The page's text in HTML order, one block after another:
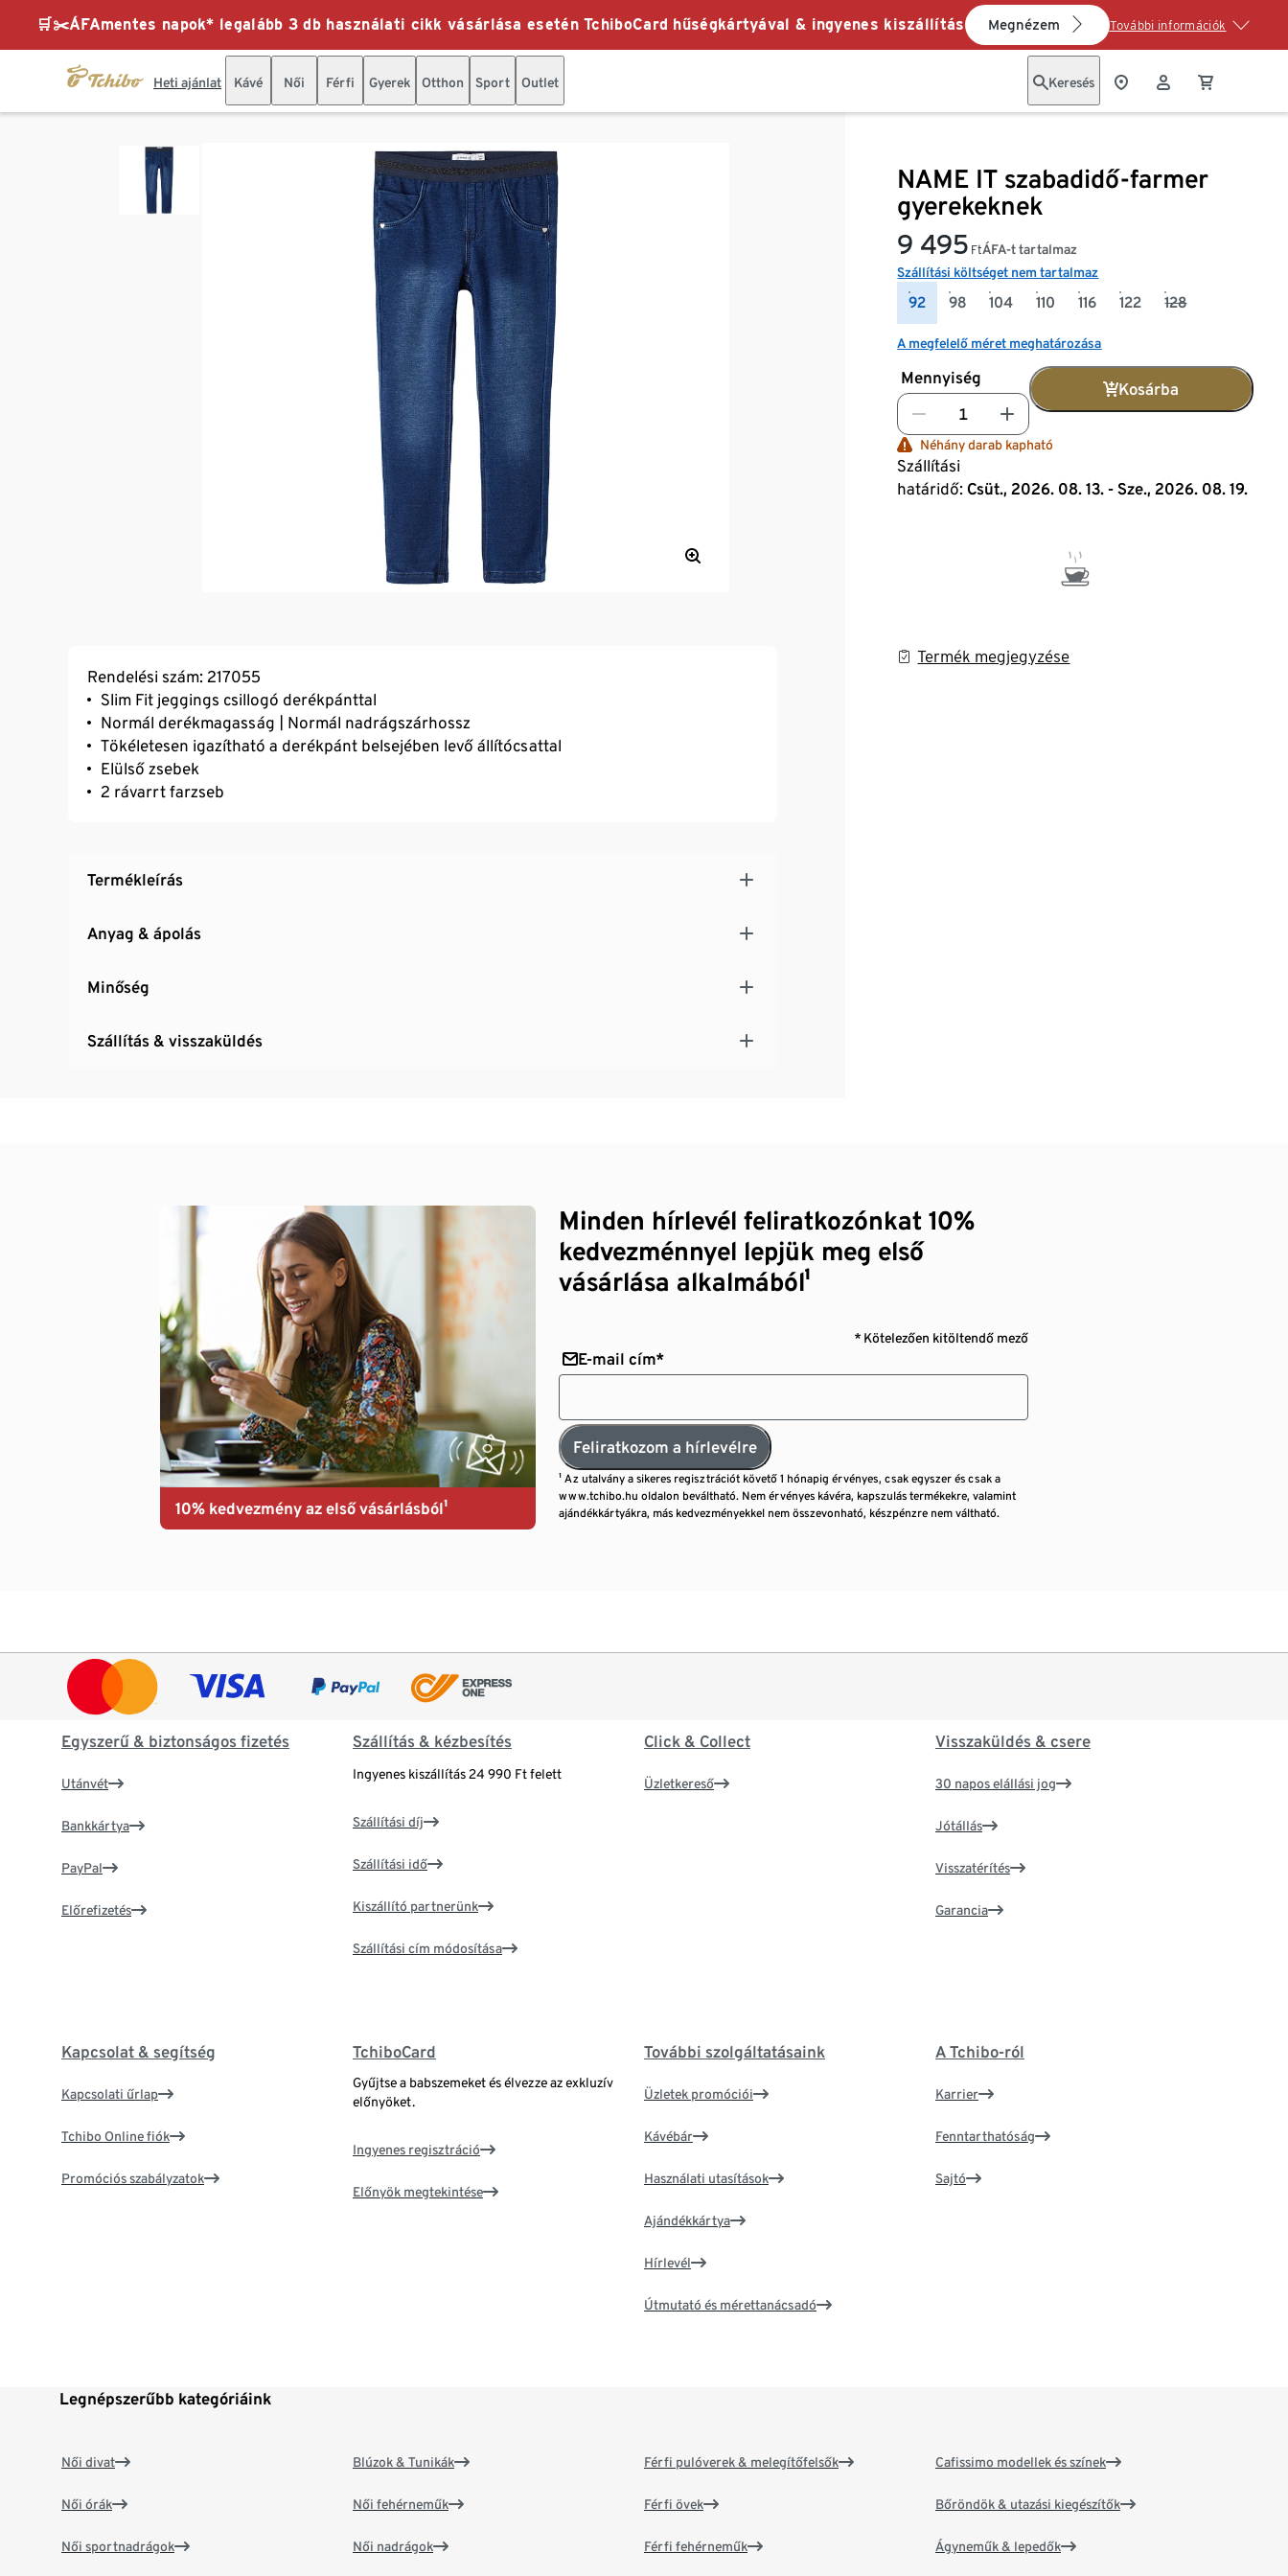
🛒✂️ÁFAmentes napok* legalább 3 db használati cikk vásárlása esetén TchiboCard hűségkártyával & ingyenes kiszállítás Megnézem További információk
Heti ajánlat Kávé Női Férfi Gyerek Otthon Sport Outlet Keresés
NAME IT szabadidő-farmer
gyerekeknek
9 495 FtÁFA-t tartalmaz
Szállítási költséget nem tartalmaz
92 98 104 110 116 122 128
A megfelelő méret meghatározása
Mennyiség
Kosárba
Néhány darab kapható
Szállítási
határidő: Csüt., 2026. 08. 13. - Sze., 2026. 08. 19.
Termék megjegyzése
Rendelési szám: 217055
Slim Fit jeggings csillogó derékpánttal
Normál derékmagasság | Normál nadrágszárhossz
Tökéletesen igazítható a derékpánt belsejében levő állítócsattal
Elülső zsebek
2 rávarrt farzseb
Termékleírás
Anyag & ápolás
Minőség
Szállítás & visszaküldés
10% kedvezmény az első vásárlásból¹
Minden hírlevél feliratkozónkat 10%
kedvezménnyel lepjük meg első
vásárlása alkalmából¹
* Kötelezően kitöltendő mező
E-mail cím*
Feliratkozom a hírlevélre
¹ Az utalvány a sikeres regisztrációt követő 1 hónapig érvényes, csak egyszer és csak a
www.tchibo.hu oldalon beváltható. Nem érvényes kávéra, kapszulás termékekre, valamint
ajándékkártyákra, más kedvezményekkel nem összevonható, készpénzre nem váltható.
Egyszerű & biztonságos fizetés
Utánvét
Bankkártya
PayPal
Előrefizetés
Szállítás & kézbesítés
Ingyenes kiszállítás 24 990 Ft felett
Szállítási díj
Szállítási idő
Kiszállító partnerünk
Szállítási cím módosítása
Click & Collect
Üzletkereső
Visszaküldés & csere
30 napos elállási jog
Jótállás
Visszatérítés
Garancia
Kapcsolat & segítség
Kapcsolati űrlap
Tchibo Online fiók
Promóciós szabályzatok
TchiboCard
Gyűjtse a babszemeket és élvezze az exkluzív
előnyöket.
Ingyenes regisztráció
Előnyök megtekintése
További szolgáltatásaink
Üzletek promóciói
Kávébár
Használati utasítások
Ajándékkártya
Hírlevél
Útmutató és mérettanácsadó
A Tchibo-ról
Karrier
Fenntarthatóság
Sajtó
Legnépszerűbb kategóriáink
Női divat
Női órák
Női sportnadrágok
Blúzok & Tunikák
Női fehérneműk
Női nadrágok
Férfi pulóverek & melegítőfelsők
Férfi övek
Férfi fehérneműk
Cafissimo modellek és színek
Bőröndök & utazási kiegészítők
Ágyneműk & lepedők